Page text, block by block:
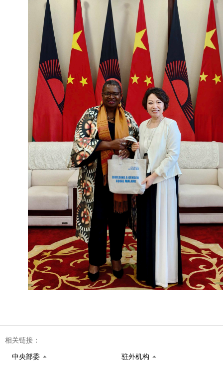
相关链接：
中央部委 驻外机构